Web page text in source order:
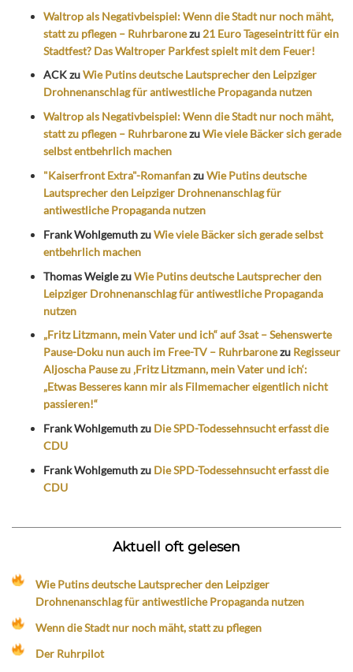
Waltrop als Negativbeispiel: Wenn die Stadt nur noch mäht,
statt zu pflegen – Ruhrbaronezu 21 Euro Tageseintritt für ein
Stadtfest? Das Waltroper Parkfest spielt mit dem Feuer!
ACKzuWie Putins deutsche Lautsprecher den Leipziger
Drohnenanschlag für antiwestliche Propaganda nutzen
Waltrop als Negativbeispiel: Wenn die Stadt nur noch mäht,
statt zu pflegen – RuhrbaronezuWie viele Bäcker sich gerade
selbst entbehrlich machen
"Kaiserfront Extra"-RomanfanzuWie Putins deutsche
Lautsprecher den Leipziger Drohnenanschlag für
antiwestliche Propaganda nutzen
Frank WohlgemuthzuWie viele Bäcker sich gerade selbst
entbehrlich machen
Thomas WeiglezuWie Putins deutsche Lautsprecher den
Leipziger Drohnenanschlag für antiwestliche Propaganda
nutzen
„Fritz Litzmann, mein Vater und ich“ auf 3sat – Sehenswerte
Pause-Doku nun auch im Free-TV – Ruhrbaronezu Regisseur
Aljoscha Pause zu ‚Fritz Litzmann, mein Vater und ich‘:
„Etwas Besseres kann mir als Filmemacher eigentlich nicht
passieren!“
Frank Wohlgemuthzu Die SPD-Todessehnsucht erfasst die
CDU
Frank Wohlgemuthzu Die SPD-Todessehnsucht erfasst die
CDU
Aktuell oft gelesen
Wie Putins deutsche Lautsprecher den Leipziger
Drohnenanschlag für antiwestliche Propaganda nutzen
Wenn die Stadt nur noch mäht, statt zu pflegen
Der Ruhrpilot